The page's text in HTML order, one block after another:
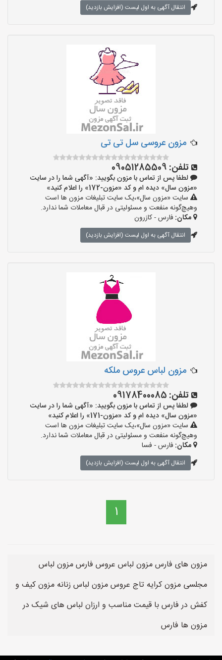
انتقال آگهی به اول لیست (افزایش بازدید)
مزون عروسی سل تی تی
تلفن: 09051285509
لطفا پس از تماس با مزون بگویید: «آگهی شما را در سایت
«مزون سال» دیده ام و کد «مزون-172» را اعلام کنید»
سایت «مزون سال»،یک سایت تبلیغات مزون ها است
وهیچ‌گونه منفعت و مسئولیتی در قبال معاملات شما ندارد.
مکان: فارس - کازرون
انتقال آگهی به اول لیست (افزایش بازدید)
مزون لباس عروس ملکه
تلفن: 09178400085
لطفا پس از تماس با مزون بگویید: «آگهی شما را در سایت
«مزون سال» دیده ام و کد «مزون-171» را اعلام کنید»
سایت «مزون سال»،یک سایت تبلیغات مزون ها است
وهیچ‌گونه منفعت و مسئولیتی در قبال معاملات شما ندارد.
مکان: فارس - فسا
انتقال آگهی به اول لیست (افزایش بازدید)
1
مزون های فارس مزون لباس عروس فارس مزون لباس
مجلسی مزون کرایه تاج عروس مزون لباس زنانه مزون کیف و
کفش در فارس با قیمت مناسب و ارزان لباس های شیک در
مزون ها فارس